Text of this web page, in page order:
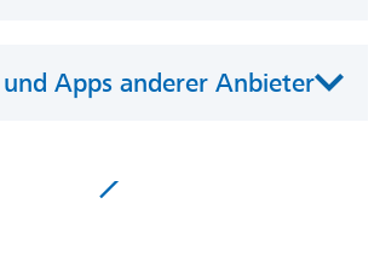
Apps anderer Anbieter